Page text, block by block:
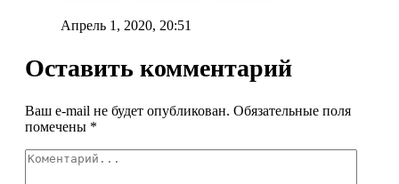
Апрель 1, 2020, 20:51
Оставить комментарий
Ваш e-mail не будет опубликован. Обязательные поля
помечены *